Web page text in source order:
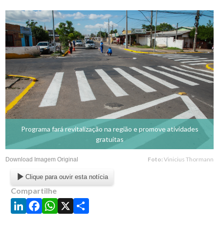
Programa fará revitalização na região e promove atividades
gratuitas
Download Imagem Original Foto: Vinicius Thormann
Clique para ouvir esta notícia
Compartilhe
LinkedIn
Facebook
WhatsApp
X Share